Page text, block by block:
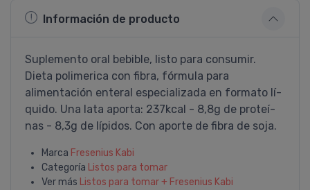
Información de producto
Suplemento oral bebible, listo para consumir.
Dieta polimerica con fibra, fórmula para
alimentación enteral especializada en formato lí­
quido. Una lata aporta: 237kcal - 8,8g de proteí­
nas - 8,3g de lí­pidos. Con aporte de fibra de soja.
Marca Fresenius Kabi
Categoría Listos para tomar
Ver más Listos para tomar + Fresenius Kabi